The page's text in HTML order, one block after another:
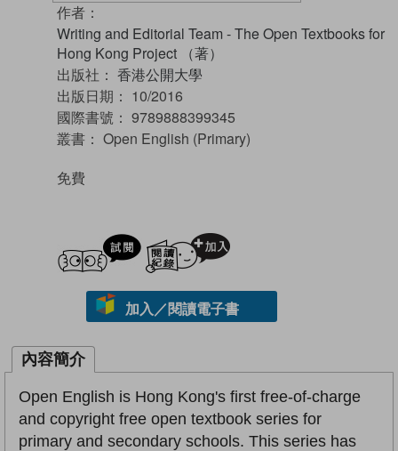
作者：
Writing and Editorial Team - The Open Textbooks for
Hong Kong Project （著）
出版社： 香港公開大學
出版日期： 10/2016
國際書號： 9789888399345
叢書： Open English (Primary)
免費
試閲
加入／閱讀電子書
內容簡介
Open English is Hong Kong's first free-of-charge
and copyright free open textbook series for
primary and secondary schools. This series has